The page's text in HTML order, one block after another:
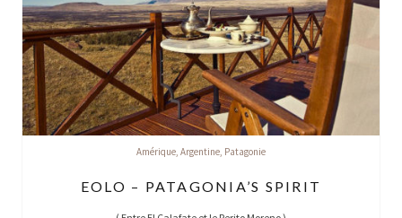
Amérique Argentine Patagonie
EOLO – PATAGONIA’S SPIRIT